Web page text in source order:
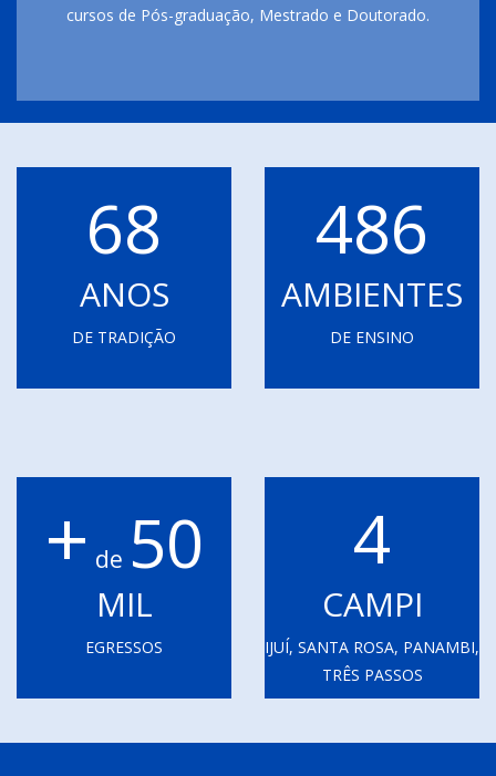
cursos de Pós-graduação, Mestrado e Doutorado.
68
ANOS
DE TRADIÇÃO
486
AMBIENTES
DE ENSINO
+ de 50
MIL
EGRESSOS
4
CAMPI
IJUÍ, SANTA ROSA, PANAMBI,
TRÊS PASSOS